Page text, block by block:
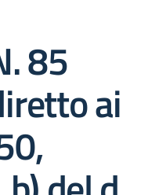
85
ai